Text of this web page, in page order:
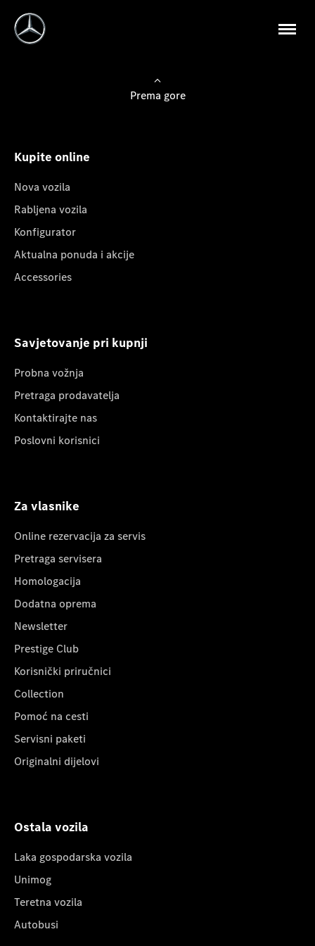
Prema gore
Kupite online
Nova vozila
Rabljena vozila
Konfigurator
Aktualna ponuda i akcije
Accessories
Savjetovanje pri kupnji
Probna vožnja
Pretraga prodavatelja
Kontaktirajte nas
Poslovni korisnici
Za vlasnike
Online rezervacija za servis
Pretraga servisera
Homologacija
Dodatna oprema
Newsletter
Prestige Club
Korisnički priručnici
Collection
Pomoć na cesti
Servisni paketi
Originalni dijelovi
Ostala vozila
Laka gospodarska vozila
Unimog
Teretna vozila
Autobusi